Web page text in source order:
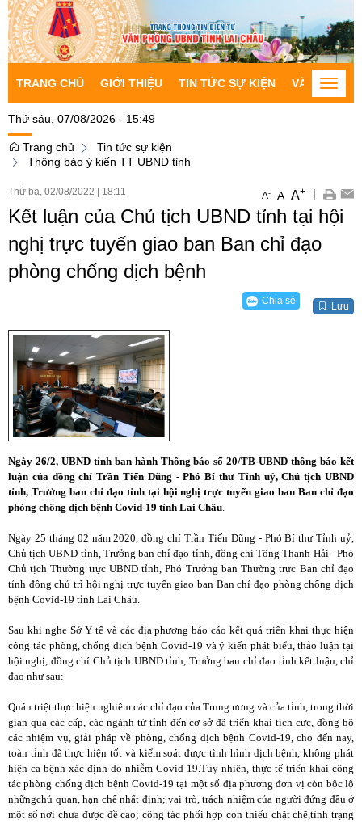
TRANG CHỦ GIỚI THIỆU TIN TỨC SỰ KIỆN VĂN BẢNToggle
Thứ sáu, 07/08/2026 - 15:49
Trang chủ
Tin tức sự kiện
Thông báo ý kiến TT UBND tỉnh
Thứ ba, 02/08/2022 18:11 A- A A+ |
Kết luận của Chủ tịch UBND tỉnh tại hội
nghị trực tuyến giao ban Ban chỉ đạo
phòng chống dịch bệnh
Chia sẻ Lưu
Ngày 26/2, UBND tỉnh ban hành Thông báo số 20/TB-UBND thông báo kết
luận của đồng chí Trần Tiến Dũng - Phó Bí thư Tỉnh uỷ, Chủ tịch UBND
tỉnh, Trưởng ban chỉ đạo tỉnh tại hội nghị trực tuyến giao ban Ban chỉ đạo
phòng chống dịch bệnh Covid-19 tỉnh Lai Châu.
Ngày 25 tháng 02 năm 2020, đồng chí Trần Tiến Dũng - Phó Bí thư Tỉnh uỷ,
Chủ tịch UBND tỉnh, Trưởng ban chỉ đạo tỉnh, đồng chí Tống Thanh Hải - Phó
Chủ tịch Thường trực UBND tỉnh, Phó Trưởng ban Thường trực Ban chỉ đạo
tỉnh đồng chủ trì hội nghị trực tuyến giao ban Ban chỉ đạo phòng chống dịch
bệnh Covid-19 tỉnh Lai Châu.
Sau khi nghe Sở Y tế và các địa phương báo cáo kết quả triển khai thực hiện
công tác phòng, chống dịch bệnh Covid-19 và ý kiến phát biểu, thảo luận tại
hội nghị, đồng chí Chủ tịch UBND tỉnh, Trưởng ban chỉ đạo tỉnh kết luận, chỉ
đạo như sau:
Quán triệt thực hiện nghiêm các chỉ đạo của Trung ương và của tỉnh, trong thời
gian qua các cấp, các ngành từ tỉnh đến cơ sở đã triển khai tích cực, đồng bộ
các nhiệm vụ, giải pháp về phòng, chống dịch bệnh Covid-19, cho đến nay,
toàn tỉnh đã thực hiện tốt và kiểm soát được tình hình dịch bệnh, không phát
hiện ca bệnh xác định do nhiễm Covid-19.Tuy nhiên, thực tế triển khai công
tác phòng chống dịch bệnh Covid-19 tại một số địa phương đơn vị còn bộc lộ
nhữngchủ quan, hạn chế nhất định; vai trò, trách nhiệm của người đứng đầu ở
một số nơi chưa được đề cao; công tác phối hợp còn thiếu chặt chẽ,tình trạng